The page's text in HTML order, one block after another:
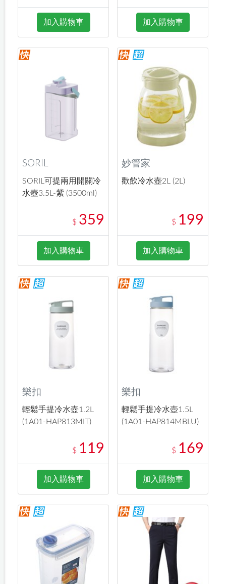
加入購物車 加入購物車
SORIL
SORIL可提兩用開關冷
水壺3.5L-紫 (3500ml)
$ 359
加入購物車
妙管家
歡飲冷水壺2L (2L)
$ 199
加入購物車
樂扣
輕鬆手提冷水壺1.2L
(1A01-HAP813MIT)
$ 119
加入購物車
樂扣
輕鬆手提冷水壺1.5L
(1A01-HAP814MBLU)
$ 169
加入購物車